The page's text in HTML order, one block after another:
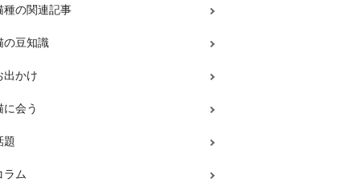
種の関連記事
の豆知識
出かけ
に会う
題
ラム